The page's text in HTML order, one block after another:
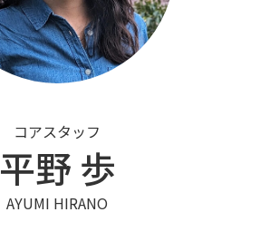
コアスタッフ
平野 歩
AYUMI HIRANO